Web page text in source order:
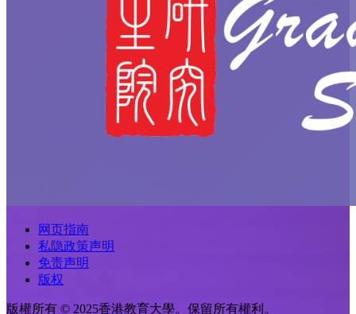
网页指南
私隐政策声明
免责声明
版权
版權所有 © 2025香港教育大學。保留所有權利。